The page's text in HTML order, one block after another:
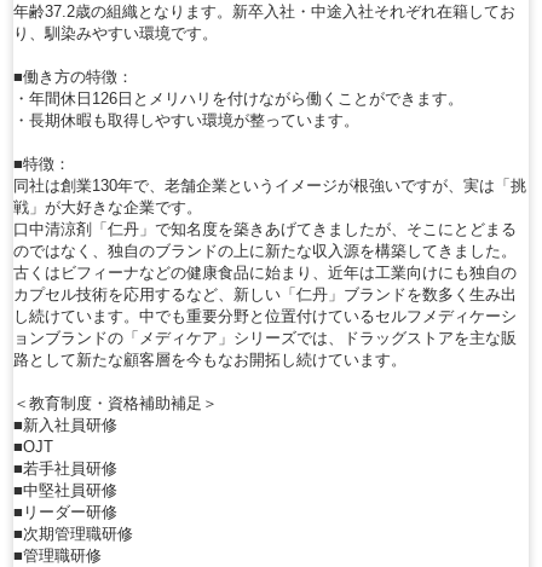
年齢37.2歳の組織となります。新卒入社・中途入社それぞれ在籍してお
り、馴染みやすい環境です。
■働き方の特徴：
・年間休日126日とメリハリを付けながら働くことができます。
・長期休暇も取得しやすい環境が整っています。
■特徴：
同社は創業130年で、老舗企業というイメージが根強いですが、実は「挑
戦」が大好きな企業です。
口中清涼剤「仁丹」で知名度を築きあげてきましたが、そこにとどまる
のではなく、独自のブランドの上に新たな収入源を構築してきました。
古くはビフィーナなどの健康食品に始まり、近年は工業向けにも独自の
カプセル技術を応用するなど、新しい「仁丹」ブランドを数多く生み出
し続けています。中でも重要分野と位置付けているセルフメディケーシ
ョンブランドの「メディケア」シリーズでは、ドラッグストアを主な販
路として新たな顧客層を今もなお開拓し続けています。
＜教育制度・資格補助補足＞
■新入社員研修
■OJT
■若手社員研修
■中堅社員研修
■リーダー研修
■次期管理職研修
■管理職研修